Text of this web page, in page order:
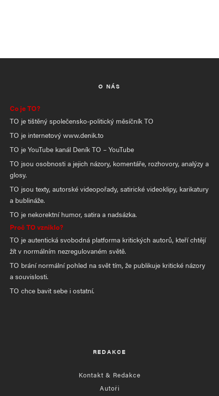
O NÁS
Co je TO?
TO je tištěný společensko-politický měsíčník TO
TO je internetový www.denik.to
TO je YouTube kanál Deník TO – YouTube
TO jsou osobnosti a jejich názory, komentáře, rozhovory, analýzy a
glosy.
TO jsou texty, autorské videopořady, satirické videoklipy, karikatury
a bublináže.
TO je nekorektní humor, satira a nadsázka.
Proč TO vzniklo?
TO je autentická svobodná platforma kritických autorů, kteří chtějí
žít v normálním nezregulovaném světě.
TO brání normální pohled na svět tím, že publikuje kritické názory
a souvislosti.
TO chce bavit sebe i ostatní.
REDAKCE
Kontakt & Redakce
Autoři